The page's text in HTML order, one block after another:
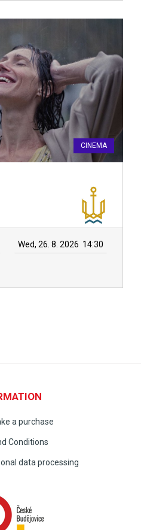
CINEMA
Wed, 26. 8. 2026 14:30
a purchase
Conditions
data processing